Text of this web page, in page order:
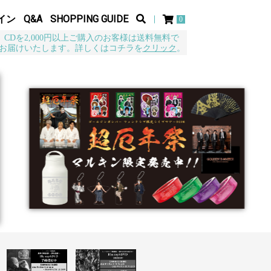
ン Q&A SHOPPING GUIDE 0
CDを2,000円以上ご購入のお客様は送料無料で
届けいたします。詳しくはコチラをクリック 。